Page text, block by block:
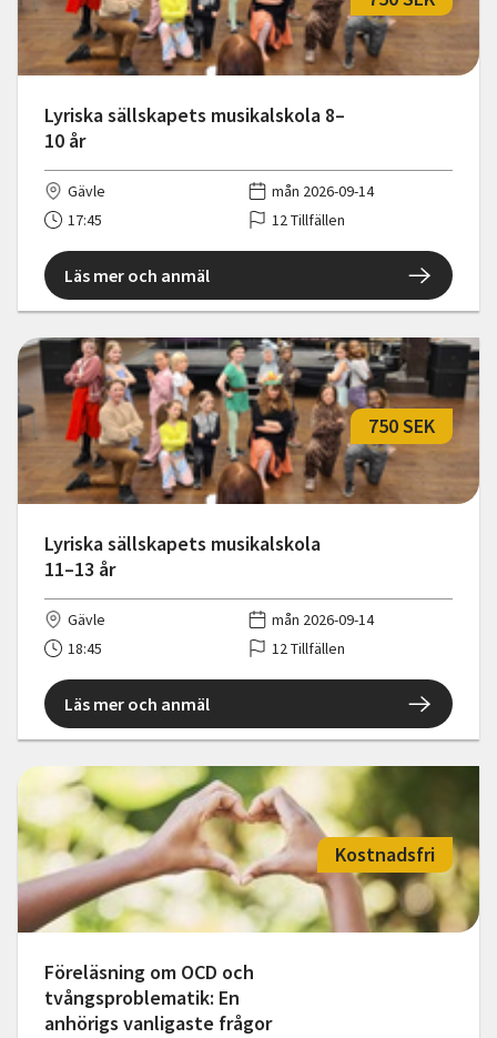
Lyriska sällskapets musikalskola 8–
10 år
Gävle
mån 2026-09-14
17:45
12 Tillfällen
Läs mer och anmäl
Lyriska sällskapets musikalskola
11–13 år
750 SEK
Gävle
mån 2026-09-14
18:45
12 Tillfällen
Läs mer och anmäl
Föreläsning om OCD och
tvångsproblematik: En
anhörigs vanligaste frågor
Kostnadsfri